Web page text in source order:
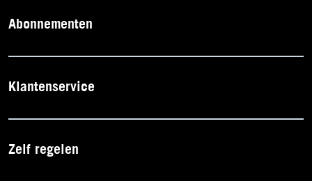
Abonnementen
Klantenservice
Zelf regelen